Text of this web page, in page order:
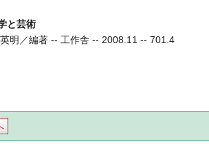
と芸術
明／編著 -- 工作舎 -- 2008.11 -- 701.4